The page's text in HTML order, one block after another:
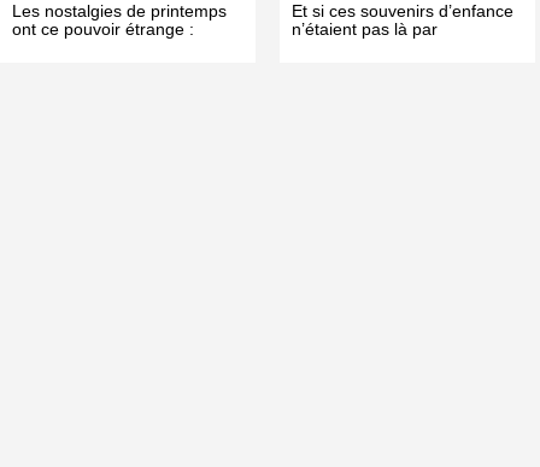
Les nostalgies de printemps
ont ce pouvoir étrange :
Et si ces souvenirs d’enfance
n’étaient pas là par